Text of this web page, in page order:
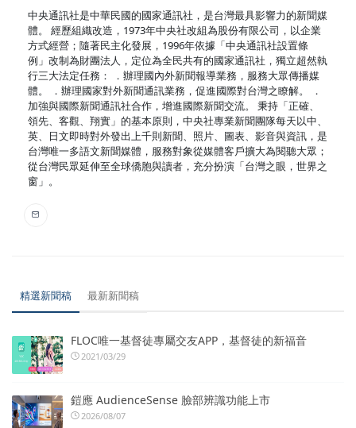
中央通訊社是中華民國的國家通訊社，是台灣最具影響力的新聞媒
體。 經歷組織改造，1973年中央社改組為股份有限公司，以企業
方式經營；隨著民主化發展，1996年依據「中央通訊社設置條
例」改制為財團法人，定位為全民共有的國家通訊社，獨立超然執
行三大法定任務： ．辦理國內外新聞報導業務，服務大眾傳播媒
體。 ．辦理國家對外新聞通訊業務，促進國際對台灣之瞭解。 ．
加強與國際新聞通訊社合作，增進國際新聞交流。 秉持「正確、
領先、客觀、翔實」的基本原則，中央社專業新聞團隊每天以中、
英、日文即時對外發出上千則新聞、照片、圖表、影音與資訊，是
台灣唯一多語文新聞媒體，服務對象從媒體客戶擴大為閱聽大眾；
從台灣民眾延伸至全球僑胞與讀者，充分扮演「台灣之眼，世界之
窗」。
精選新聞稿 最新新聞稿
FLOC唯一基督徒專屬交友APP，基督徒的新福音
2021/03/29
鎧應 AudienceSense 臉部辨識功能上市
2026/08/07